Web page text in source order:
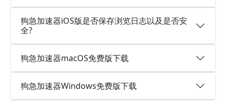
狗急加速器iOS版是否保存浏览日志以及是否安
全?
狗急加速器macOS免费版下载
狗急加速器Windows免费版下载